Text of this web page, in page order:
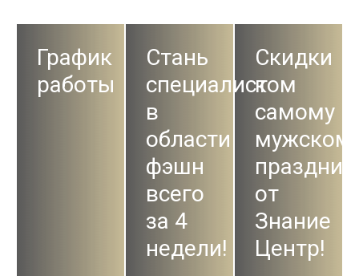
График
работы
Стань
специалистом
в
области
фэшн
всего
за 4
недели!
Скидки
к
самому
от
Знание
Центр!